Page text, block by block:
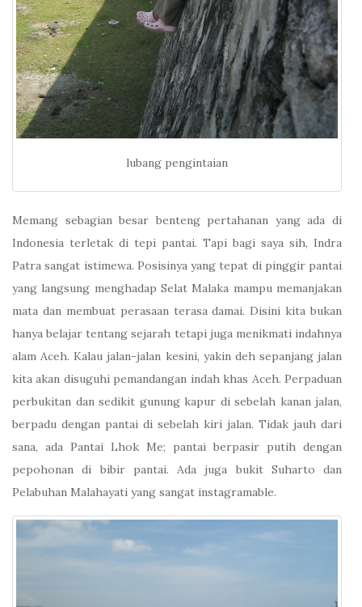
lubang pengintaian
Memang sebagian besar benteng pertahanan yang ada di
Indonesia terletak di tepi pantai. Tapi bagi saya sih, Indra
Patra sangat istimewa. Posisinya yang tepat di pinggir pantai
yang langsung menghadap Selat Malaka mampu memanjakan
mata dan membuat perasaan terasa damai. Disini kita bukan
hanya belajar tentang sejarah tetapi juga menikmati indahnya
alam Aceh. Kalau jalan-jalan kesini, yakin deh sepanjang jalan
kita akan disuguhi pemandangan indah khas Aceh. Perpaduan
perbukitan dan sedikit gunung kapur di sebelah kanan jalan,
berpadu dengan pantai di sebelah kiri jalan. Tidak jauh dari
sana, ada Pantai Lhok Me; pantai berpasir putih dengan
pepohonan di bibir pantai. Ada juga bukit Suharto dan
Pelabuhan Malahayati yang sangat instagramable.